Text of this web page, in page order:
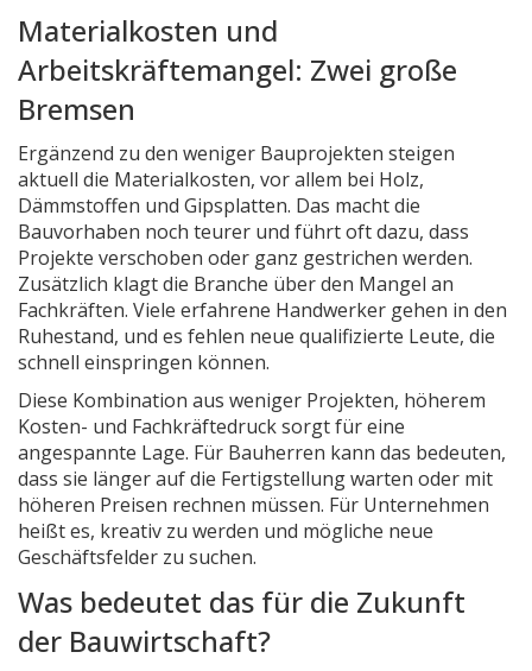
Materialkosten und
Arbeitskräftemangel: Zwei große
Bremsen
Ergänzend zu den weniger Bauprojekten steigen
aktuell die Materialkosten, vor allem bei Holz,
Dämmstoffen und Gipsplatten. Das macht die
Bauvorhaben noch teurer und führt oft dazu, dass
Projekte verschoben oder ganz gestrichen werden.
Zusätzlich klagt die Branche über den Mangel an
Fachkräften. Viele erfahrene Handwerker gehen in den
Ruhestand, und es fehlen neue qualifizierte Leute, die
schnell einspringen können.
Diese Kombination aus weniger Projekten, höherem
Kosten- und Fachkräftedruck sorgt für eine
angespannte Lage. Für Bauherren kann das bedeuten,
dass sie länger auf die Fertigstellung warten oder mit
höheren Preisen rechnen müssen. Für Unternehmen
heißt es, kreativ zu werden und mögliche neue
Geschäftsfelder zu suchen.
Was bedeutet das für die Zukunft
der Bauwirtschaft?